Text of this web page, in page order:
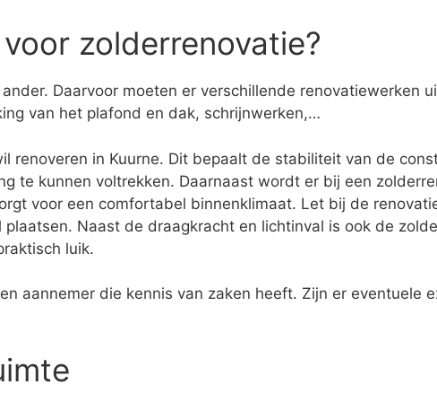
zolderrenovatie?
Daarvoor moeten er verschillende renovatiewerken
van het plafond en dak, schrijnwerken,…
renoveren in Kuurne. Dit bepaalt de stabiliteit van de
te kunnen voltrekken. Daarnaast wordt er bij een
voor een comfortabel binnenklimaat. Let bij de
Naast de draagkracht en lichtinval is ook de
luik.
aannemer die kennis van zaken heeft. Zijn er eventuele